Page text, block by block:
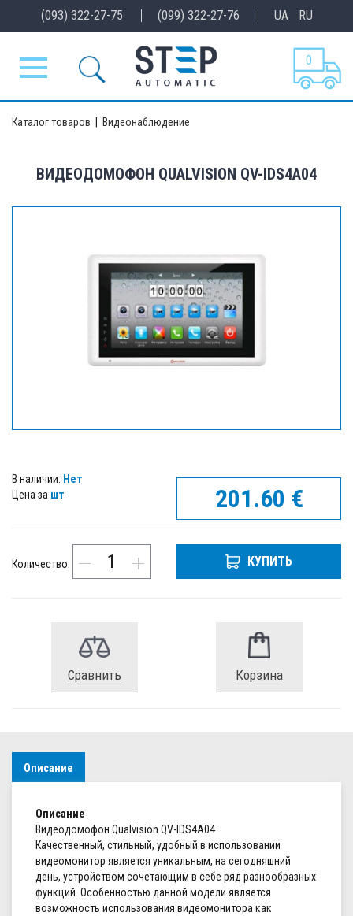
(093) 322-27-75 (099) 322-27-76 UA RU
0
Каталог товаров Видеонаблюдение
ВИДЕОДОМОФОН QUALVISION QV-IDS4A04
В наличии: Нет
Цена за шт 201.60 €
Количество: КУПИТЬ
Сравнить Корзина
Описание
Описание
Видеодомофон Qualvision QV-IDS4A04
Качественный, стильный, удобный в использовании
видеомонитор является уникальным, на сегодняшний
день, устройством сочетающим в себе ряд разнообразных
функций. Особенностью данной модели является
возможность использования видеомонитора как